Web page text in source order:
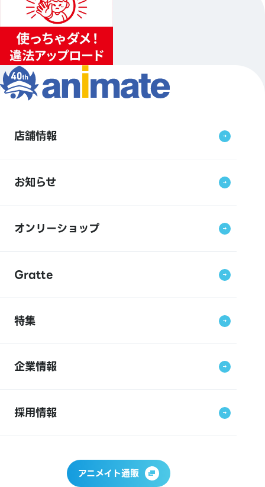
店舗情報
お知らせ
オンリーショップ
Gratte
特集
企業情報
採用情報
アニメイト通販